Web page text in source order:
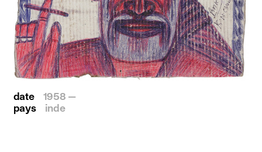
date
1958 —
pays
inde